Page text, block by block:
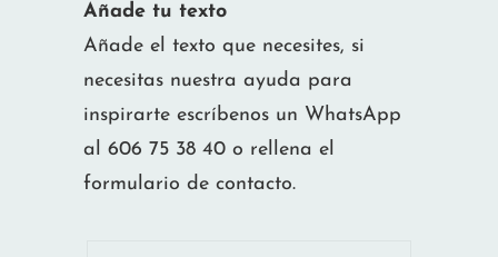
Añade tu texto
Añade el texto que necesites, si
necesitas nuestra ayuda para
inspirarte escríbenos un WhatsApp
al 606 75 38 40 o rellena el
formulario de contacto.